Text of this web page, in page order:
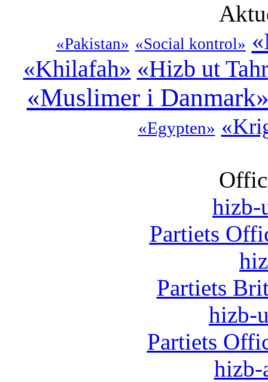
«Pakistan» «Social kontrol»
«Khilafah» «Hizb ut
«Muslimer i
«Egypten»
hizb-
Partiets
Partiets
hizb-
Partiets
hizb-